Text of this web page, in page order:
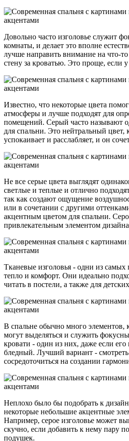
Довольно часто изголовье служит
комнаты, и делает это вполне
лучше направить внимание на что-
стену за кроватью. Это проще, если у
Известно, что некоторые цвета
атмосферы и лучше подходят для
помещений. Серый часто называют
для спальни. Это нейтральный цвет,
успокаивает и расслабляет, и он
Не все серые цвета выглядят
светлые и теплые и отлично
так как создают ощущение
или в сочетании с другими
акцентным цветом для спальни.
привлекательным элементом
Тканевые изголовья - одни из самых
тепло и комфорт. Они идеально
читать в постели, а также для
В спальне обычно много элементов,
могут выделяться и служить
кровати - один из них, даже если
бледный. Лучший вариант -
сосредоточиться на создании
Неплохо было бы подобрать к
некоторые небольшие акцентные
Например, серое изголовье может
скучно, если добавить к нему пару
подушек.